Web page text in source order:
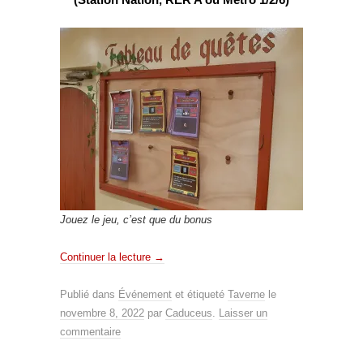
Jouez le jeu, c’est que du bonus
Continuer la lecture →
Publié dans Événement et étiqueté Taverne le
novembre 8, 2022 par Caduceus
Laisser un
commentaire